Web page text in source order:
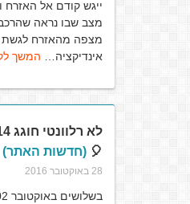
ייגש קודם אל האזרח
מצב שבו נראה
מצפה מהאזרח לגשת
אינדיקציה… המשך
🎈(חדשות האתר)
28 באוקטובר 2016